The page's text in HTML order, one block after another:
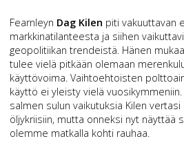
Fearnleyn Dag Kilen piti vakuuttavan
markkinatilanteesta ja siihen
geopolitiikan trendeistä. Hänen
tulee vielä pitkään olemaan
käyttövoima. Vaihtoehtoisten
käyttö ei yleisty vielä
salmen sulun vaikutuksia Kilen vertasi
öljykriisiin, mutta onneksi nyt näyttää
olemme matkalla kohti rauhaa.